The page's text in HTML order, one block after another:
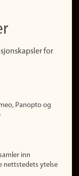
for
Panopto og
inn
nettstedets ytelse